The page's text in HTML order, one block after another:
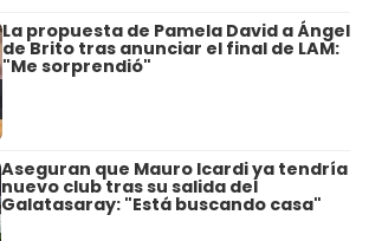
La propuesta de Pamela David a Ángel
de Brito tras anunciar el final de LAM:
"Me sorprendió"
Aseguran que Mauro Icardi ya tendría
nuevo club tras su salida del
Galatasaray: "Está buscando casa"